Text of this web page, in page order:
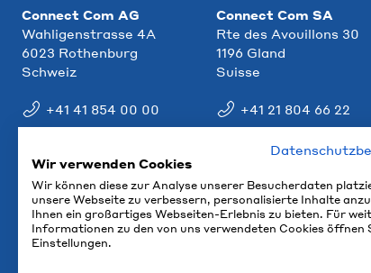
Connect Com AG
Wahligenstrasse 4A
6023 Rothenburg
Schweiz
+41 41 854 00 00
Connect Com SA
Rte des Avouillons 30
1196 Gland
Suisse
+41 21 804 66 22
info@ccm.ch
Wir verwenden Cookies
Wir können diese zur Analyse unserer Besucherdaten
unsere Webseite zu verbessern, personalisierte Inhalte
Ihnen ein großartiges Webseiten-Erlebnis zu bieten. Für
Informationen zu den von uns verwendeten Cookies öffnen
Einstellungen.